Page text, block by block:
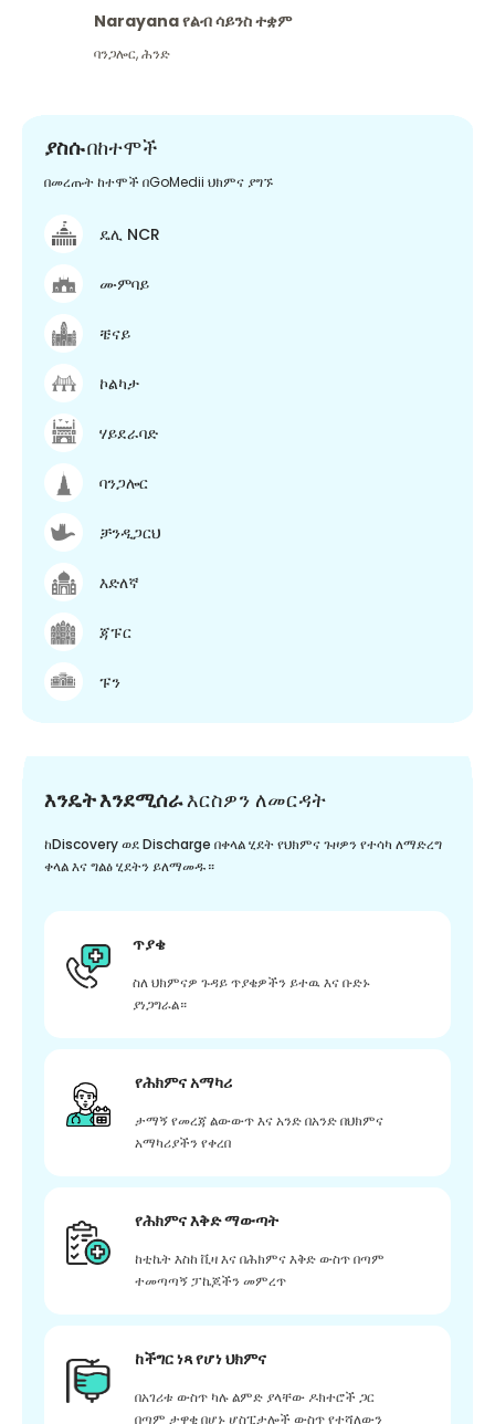
Narayana የልብ ሳይንስ ተቋም
ባንጋሎር,ሕንድ
ያስሱበከተሞች
በመረጡት ከተሞች በGoMedii ህክምና ያግኙ
ዴሊ NCR
ሙምባይ
ቼናይ
ኮልካታ
ሃይደራባድ
ባንጋሎር
ቻንዲጋርህ
እድለኛ
ጃፑር
ፑን
እንዴት እንደሚሰራእርስዎን ለመርዳት
ከDiscovery ወደ Discharge በቀላል ሂደት የህክምና ጉዞዎን የተሳካ ለማድረግ
ቀላል እና ግልፅ ሂደትን ይለማመዱ።
ጥያቄ
ስለ ህክምናዎ ጉዳይ ጥያቄዎችን ይተዉ እና ቡድኑ
ያነጋግራል።
የሕክምና አማካሪ
ታማኝ የመረጃ ልውውጥ እና አንድ በአንድ በህክምና
አማካሪያችን የቀረበ
የሕክምና እቅድ ማውጣት
ከቲኬት እስከ ቪዛ እና በሕክምና እቅድ ውስጥ በጣም
ተመጣጣኝ ፓኬጆችን መምረጥ
ከችግር ነጻ የሆነ ህክምና
በአገሪቱ ውስጥ ካሉ ልምድ ያላቸው ዶክተሮች ጋር
በጣም ታዋቂ በሆኑ ሆስፒታሎች ውስጥ የተሻለውን